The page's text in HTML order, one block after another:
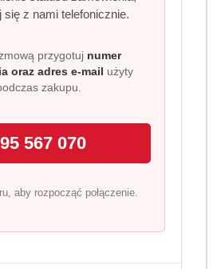
– harmonia intensywności i
zapewnia najwyższą jakość kawy
aromat. Espresso 57 to
się z nami telefonicznie.
przygotuj numer
oraz adres e-mail użyty
zakupu.
567 070
aby rozpocząć połączenie.